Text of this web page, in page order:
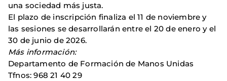
una sociedad más justa.
El plazo de inscripción finaliza el 11 de noviembre y
las sesiones se desarrollarán entre el 20 de enero y el
30 de junio de 2026.
Más información:
Departamento de Formación de Manos Unidas
Tfnos: 968 21 40 29